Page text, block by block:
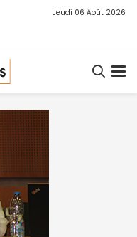
Jeudi 06 Août 2026